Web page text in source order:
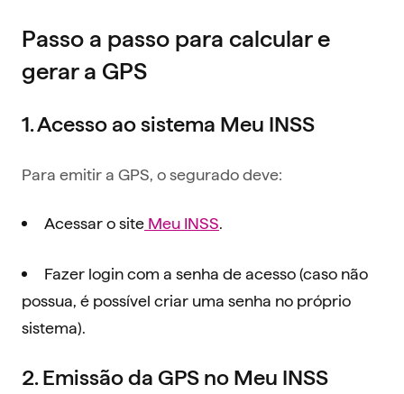
Passo a passo para calcular e
gerar a GPS
1. Acesso ao sistema Meu INSS
Para emitir a GPS, o segurado deve:
Acessar o site Meu INSS.
Fazer login com a senha de acesso (caso não
possua, é possível criar uma senha no próprio
sistema).
2. Emissão da GPS no Meu INSS